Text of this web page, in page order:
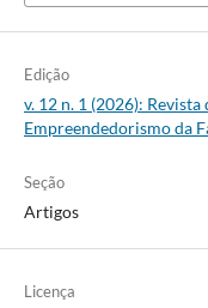
Edição
v. 12 n. 1 (2026):
Empreendedorismo da
Seção
Artigos
Licença